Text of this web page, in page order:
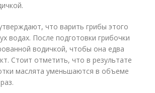
что варить грибы этого
водах. После подготовки грибочки
водичкой, чтобы она едва
Стоит отметить, что в результате
маслята уменьшаются в объеме